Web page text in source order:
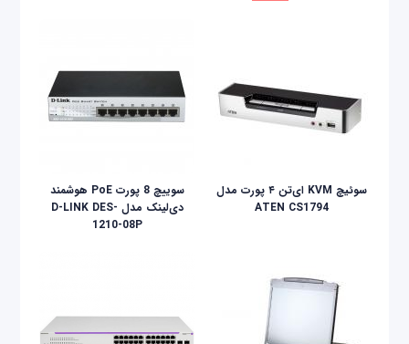
سوئیچ KVM ای‌تن ۴ پورت مدل
ATEN CS1794
سوییچ 8 پورت PoE هوشمند
دی‌لینک مدل D-LINK DES-
1210-08P